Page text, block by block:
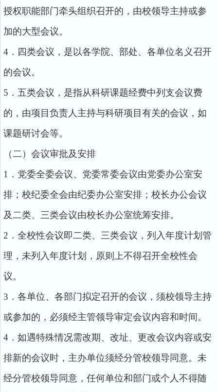
授权职能部门牵头组织召开的，由校领导主持或参
加的大型会议。
4．四类会议，是以各学院、部处、各单位名义召开
的会议。
5．五类会议，是指从科研课题经费中列支会议费
的，由项目负责人主持与科研项目有关的会议，如
课题研讨会等。
（二）会议审批及安排
1．党委全委会议、党委常委会议由党委办公室安
排；校纪委全会由纪委办公室安排；校长办公会议
及二类、三类会议由校长办公室统筹安排。
2．全校性会议即二类、三类会议，列入年度计划管
理，未列入年度计划，原则上不得召开全校性会
议。
3．各单位、各部门拟定召开的会议，须校领导主持
或参加的，必须经主管领导审定会议内容和时间。
4．如遇特殊情况需改期、改址、更改会议内容或安
排新的会议时，主办单位须经分管校领导同意。未
经分管校领导同意，任何单位和部门或个人不得随